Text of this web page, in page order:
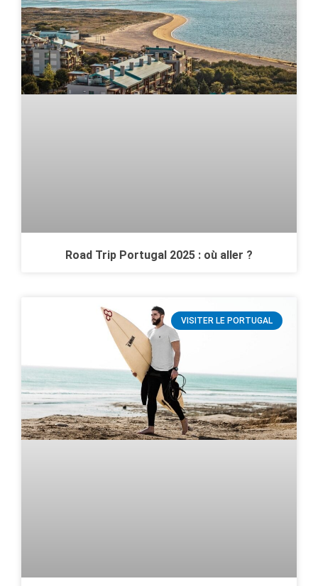
Road Trip Portugal 2025 : où aller ?
VISITER LE PORTUGAL